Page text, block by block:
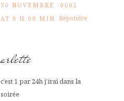
30 NOVEMBRE -0001
AT 0 H 00 MIN Répondre
arlette
c’est 1 par 24h j’irai dans la
soirée